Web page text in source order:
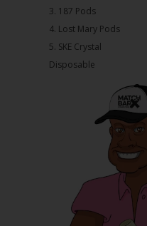
3.⁠ ⁠⁠187 Pods
4.⁠ ⁠⁠Lost Mary Pods
5.⁠ ⁠⁠SKE Crystal
Disposable